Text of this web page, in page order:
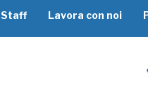
Staff Lavora con noi